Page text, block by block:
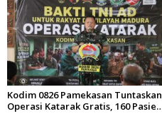
Kodim 0826 Pamekasan Tuntaskan
Operasi Katarak Gratis, 160 Pasien